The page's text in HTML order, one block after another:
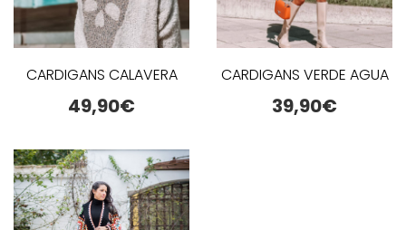
CARDIGANS CALAVERA
49,90€
CARDIGANS VERDE AGUA
39,90€